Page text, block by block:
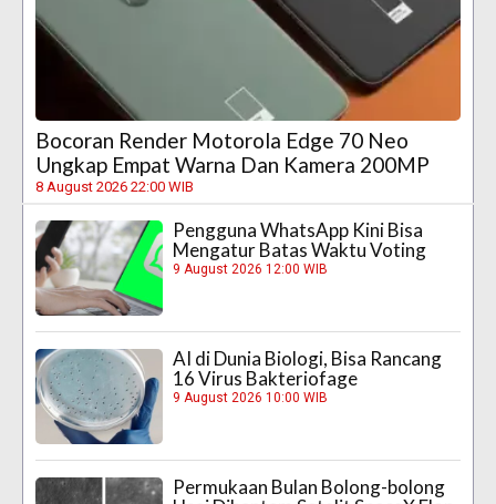
Bocoran Render Motorola Edge 70 Neo
Ungkap Empat Warna Dan Kamera 200MP
8 August 2026 22:00 WIB
Pengguna WhatsApp Kini Bisa
Mengatur Batas Waktu Voting
9 August 2026 12:00 WIB
AI di Dunia Biologi, Bisa Rancang
16 Virus Bakteriofage
9 August 2026 10:00 WIB
Permukaan Bulan Bolong-bolong